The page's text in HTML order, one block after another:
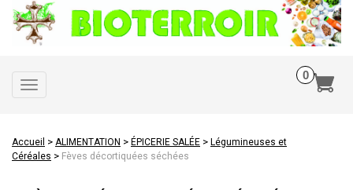
Toggle
navigation
Accueil > ALIMENTATION > ÉPICERIE SALÉE > Légumineuses et
Céréales > Fèves décortiquées séchées